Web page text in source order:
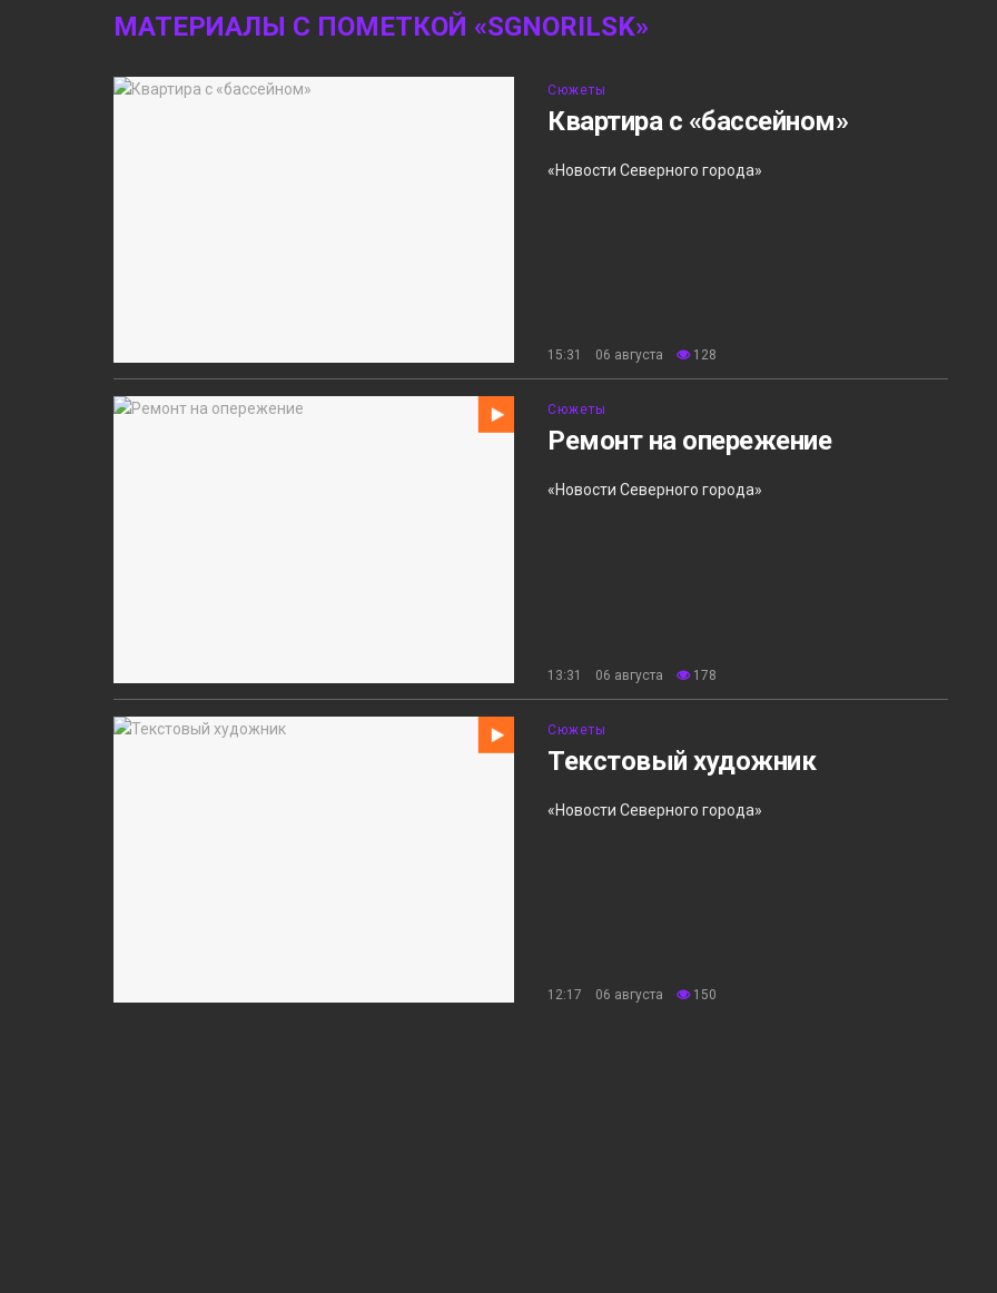
МАТЕРИАЛЫ С ПОМЕТКОЙ «SGNORILSK»
Сюжеты
Квартира с «бассейном»
«Новости Северного города»
15:31 06 августа 128
Сюжеты
Ремонт на опережение
«Новости Северного города»
13:31 06 августа 178
Сюжеты
Текстовый художник
«Новости Северного города»
12:17 06 августа 150